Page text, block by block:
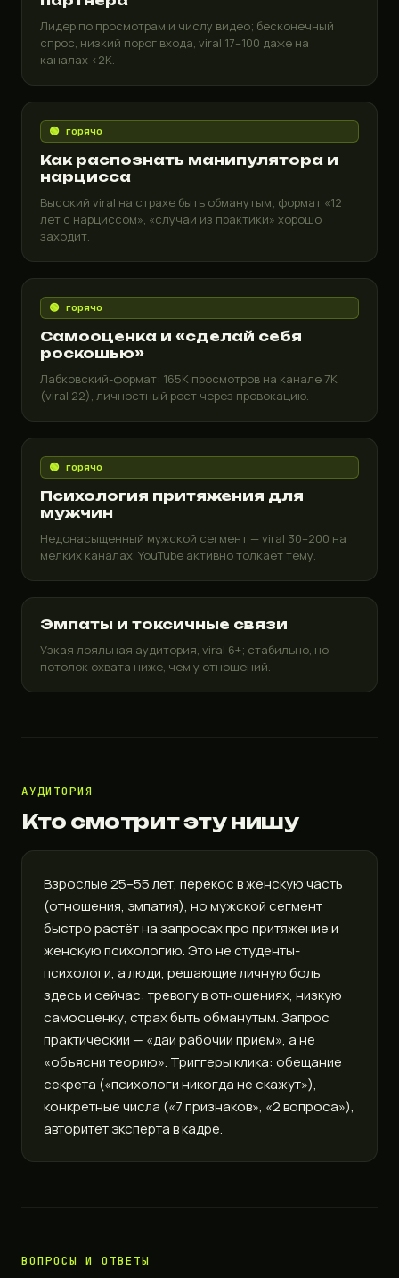
Лидер по просмотрам и числу видео; бесконечный
спрос, низкий порог входа, viral 17–100 даже на
каналах <2K.
🟢 горячо
Как распознать манипулятора и
нарцисса
Высокий viral на страхе быть обманутым; формат «12
лет с нарциссом», «случаи из практики» хорошо
заходит.
🟢 горячо
Самооценка и «сделай себя
роскошью»
Лабковский-формат: 165K просмотров на канале 7K
(viral 22), личностный рост через провокацию.
🟢 горячо
Психология притяжения для
мужчин
Недонасыщенный мужской сегмент — viral 30–200 на
мелких каналах, YouTube активно толкает тему.
Эмпаты и токсичные связи
Узкая лояльная аудитория, viral 6+; стабильно, но
потолок охвата ниже, чем у отношений.
АУДИТОРИЯ
Кто смотрит эту нишу
Взрослые 25–55 лет, перекос в женскую часть
(отношения, эмпатия), но мужской сегмент
быстро растёт на запросах про притяжение и
женскую психологию. Это не студенты-
психологи, а люди, решающие личную боль
здесь и сейчас: тревогу в отношениях, низкую
самооценку, страх быть обманутым. Запрос
практический — «дай рабочий приём», а не
«объясни теорию». Триггеры клика: обещание
секрета («психологи никогда не скажут»),
конкретные числа («7 признаков», «2 вопроса»),
авторитет эксперта в кадре.
ВОПРОСЫ И ОТВЕТЫ